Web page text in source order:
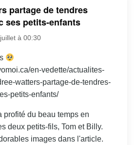
partage de tendres
ses petits-enfants
à 00:30
en-vedette/actualites-
watters-partage-de-tendres-
petits-enfants/
profité du beau temps en
deux petits-fils, Tom et Billy.
images dans l'article.